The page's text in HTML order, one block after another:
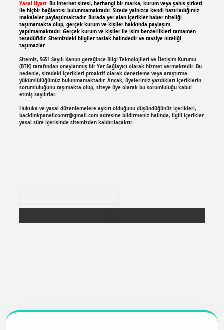
Yasal Uyarı: Bu internet sitesi, herhangi bir marka, kurum veya şahıs şirketi
ile hiçbir bağlantısı bulunmamaktadır. Sitede yalnızca kendi hazırladığımız
makaleler paylaşılmaktadır. Burada yer alan içerikler haber niteliği
taşımamakta olup, gerçek kurum ve kişiler hakkında paylaşım
yapılmamaktadır. Gerçek kurum ve kişiler ile isim benzerlikleri tamamen
tesadüfidir. Sitemizdeki bilgiler taslak halindedir ve tavsiye niteliği
taşımazlar.
Sitemiz, 5651 Sayılı Kanun gereğince Bilgi Teknolojileri ve İletişim Kurumu
(BTK) tarafından onaylanmış bir Yer Sağlayıcı olarak hizmet vermektedir. Bu
nedenle, sitedeki içerikleri proaktif olarak denetleme veya araştırma
yükümlülüğümüz bulunmamaktadır. Ancak, üyelerimiz yazdıkları içeriklerin
sorumluluğunu taşımakta olup, siteye üye olarak bu sorumluluğu kabul
etmiş sayılırlar.
Hukuka ve yasal düzenlemelere aykırı olduğunu düşündüğünüz içerikleri,
backlinkpanelicomtr@gmail.comadresine bildirmeniz halinde, ilgili içerikler
yasal süre içerisinde sitemizden kaldırılacaktır.